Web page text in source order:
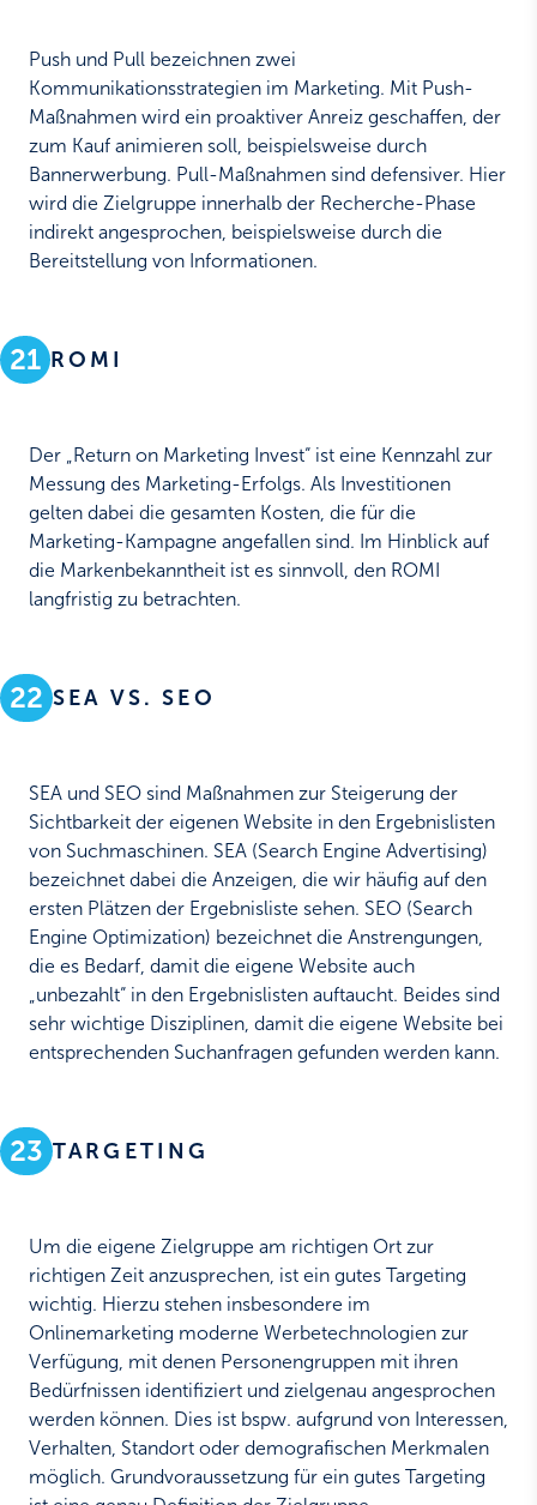
Push und Pull bezeichnen zwei
Kommunikationsstrategien im Marketing. Mit Push-
Maßnahmen wird ein proaktiver Anreiz geschaffen, der
zum Kauf animieren soll, beispielsweise durch
Bannerwerbung. Pull-Maßnahmen sind defensiver. Hier
wird die Zielgruppe innerhalb der Recherche-Phase
indirekt angesprochen, beispielsweise durch die
Bereitstellung von Informationen.
21 ROMI
Der „Return on Marketing Invest“ ist eine Kennzahl zur
Messung des Marketing-Erfolgs. Als Investitionen
gelten dabei die gesamten Kosten, die für die
Marketing-Kampagne angefallen sind. Im Hinblick auf
die Markenbekanntheit ist es sinnvoll, den ROMI
langfristig zu betrachten.
22 SEA VS. SEO
SEA und SEO sind Maßnahmen zur Steigerung der
Sichtbarkeit der eigenen Website in den Ergebnislisten
von Suchmaschinen. SEA (Search Engine Advertising)
bezeichnet dabei die Anzeigen, die wir häufig auf den
ersten Plätzen der Ergebnisliste sehen. SEO (Search
Engine Optimization) bezeichnet die Anstrengungen,
die es Bedarf, damit die eigene Website auch
„unbezahlt“ in den Ergebnislisten auftaucht. Beides sind
sehr wichtige Disziplinen, damit die eigene Website bei
entsprechenden Suchanfragen gefunden werden kann.
23 TARGETING
Um die eigene Zielgruppe am richtigen Ort zur
richtigen Zeit anzusprechen, ist ein gutes Targeting
wichtig. Hierzu stehen insbesondere im
Onlinemarketing moderne Werbetechnologien zur
Verfügung, mit denen Personengruppen mit ihren
Bedürfnissen identifiziert und zielgenau angesprochen
werden können. Dies ist bspw. aufgrund von Interessen,
Verhalten, Standort oder demografischen Merkmalen
möglich. Grundvoraussetzung für ein gutes Targeting